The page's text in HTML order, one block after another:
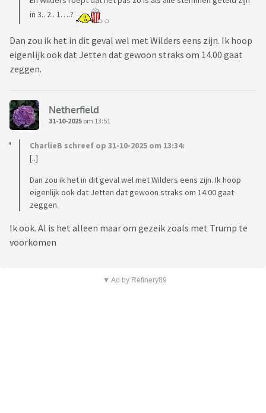
in 3.. 2.. 1….?
Dan zou ik het in dit geval wel met Wilders eens zijn. Ik hoop
eigenlijk ook dat Jetten dat gewoon straks om 14.00 gaat
zeggen.
Netherfield
31-10-2025 om 13:51
CharlieB schreef op 31-10-2025 om 13:34:
[..]
Dan zou ik het in dit geval wel met Wilders eens zijn. Ik hoop
eigenlijk ook dat Jetten dat gewoon straks om 14.00 gaat
zeggen.
Ik ook. Al is het alleen maar om gezeik zoals met Trump te
voorkomen
▼ Ad by Refinery89